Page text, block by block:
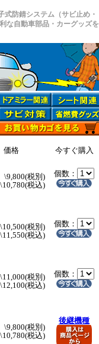
式防錆システム（サビ止め・
な自動車部品・カーグッズを
価格
今すぐ購入
\9,800(税別)
\10,780(税込)
個数：
\10,500(税別)
\11,550(税込)
個数：
\11,000(税別)
\12,100(税込)
個数：
\9,800(税別)
\10,780(税込)
後継機種